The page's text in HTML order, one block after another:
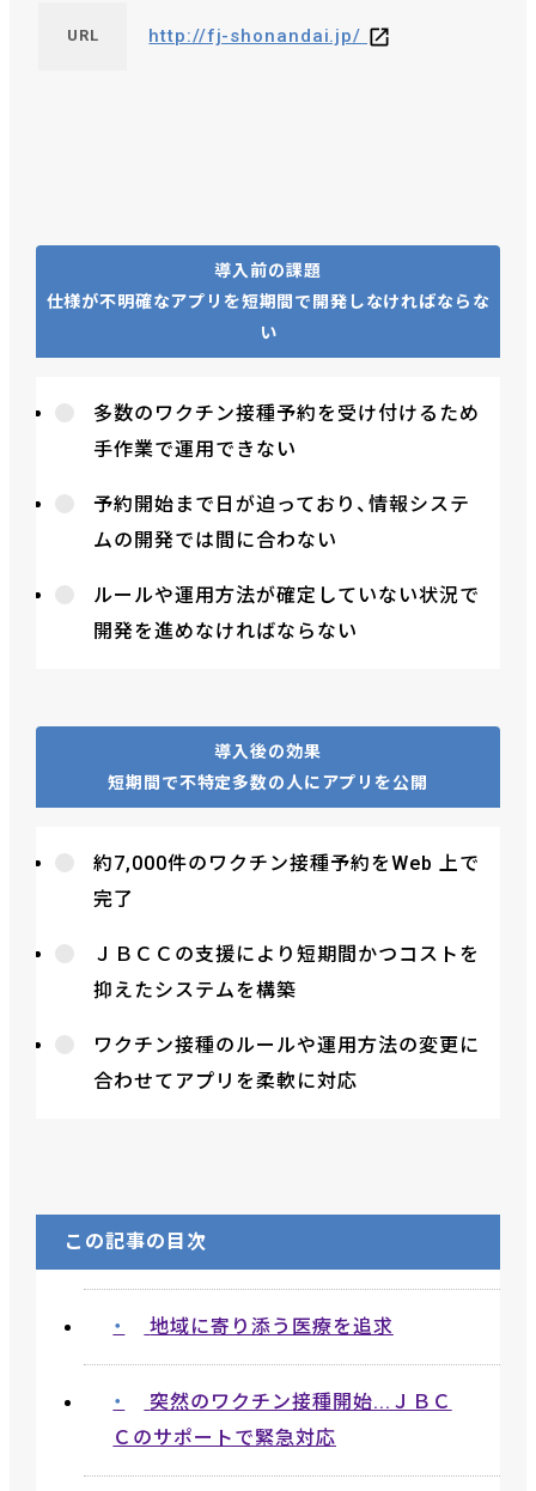
URL http://fj-shonandai.jp/
導入前の課題
仕様が不明確なアプリを短期間で開発しなければならな
い
多数のワクチン接種予約を受け付けるため
手作業で運用できない
予約開始まで日が迫っており、情報システ
ムの開発では間に合わない
ルールや運用方法が確定していない状況で
開発を進めなければならない
導入後の効果
短期間で不特定多数の人にアプリを公開
約7,000件のワクチン接種予約をWeb 上で
完了
ＪＢＣＣの支援により短期間かつコストを
抑えたシステムを構築
ワクチン接種のルールや運用方法の変更に
合わせてアプリを柔軟に対応
この記事の目次
地域に寄り添う医療を追求
突然のワクチン接種開始...ＪＢＣ
Ｃのサポートで緊急対応